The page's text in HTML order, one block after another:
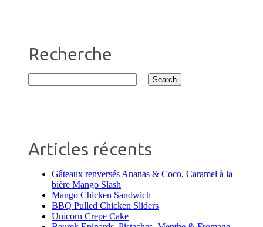
Recherche
Articles récents
Gâteaux renversés Ananas & Coco, Caramel à la
bière Mango Slash
Mango Chicken Sandwich
BBQ Pulled Chicken Sliders
Unicorn Crepe Cake